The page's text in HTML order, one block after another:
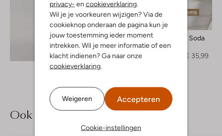
privacy- en cookieverklaring
Wil je je voorkeuren wijzigen? Via de
cookieknop onderaan de pagina kun je
jouw toestemming ieder moment
intrekken. Wil je meer informatie of een
klacht indienen? Ga naar onze
cookieverklaring
Weigeren Accepteren
Cookie-instellingen
Ontdek de look
Laatste items
-60%
Scotch & Soda
Blouse
€ 35,99
Ook iets voor jou?